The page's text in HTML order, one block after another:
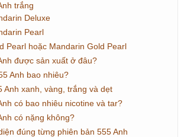
trắng
Deluxe
Pearl
Pearl hoặc Mandarin Gold Pearl
được sản xuất ở đâu?
Anh bao nhiêu?
Anh xanh, vàng, trắng và dẹt
có bao nhiêu nicotine và tar?
có nặng không?
đúng từng phiên bản 555 Anh